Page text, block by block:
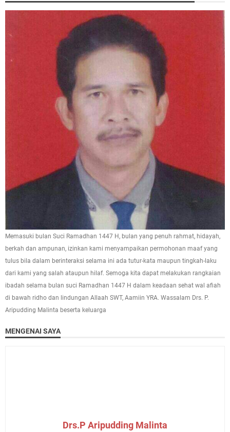
Memasuki bulan Suci Ramadhan 1447 H, bulan yang penuh rahmat, hidayah,
berkah dan ampunan, izinkan kami menyampaikan permohonan maaf yang
tulus bila dalam berinteraksi selama ini ada tutur-kata maupun tingkah-laku
dari kami yang salah ataupun hilaf. Semoga kita dapat melakukan rangkaian
ibadah selama bulan suci Ramadhan 1447 H dalam keadaan sehat wal afiah
di bawah ridho dan lindungan Allaah SWT, Aamiin YRA. Wassalam Drs. P.
Aripudding Malinta beserta keluarga
MENGENAI SAYA
Drs.P Aripudding Malinta